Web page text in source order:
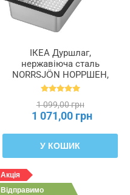
ІКЕА Дуршлаг,
нержавіюча сталь
NORRSJÖN НОРРШЕН,
003.397.13
1 099,00 грн
1 071,00 грн
У КОШИК
Акція
Відправимо